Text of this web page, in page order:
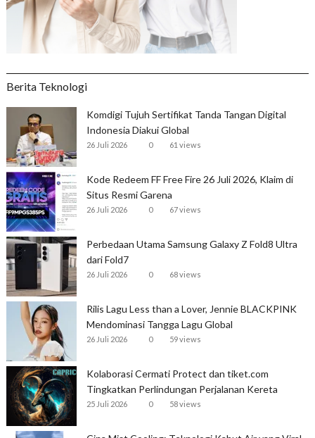
Berita Teknologi
Komdigi Tujuh Sertifikat Tanda Tangan Digital
Indonesia Diakui Global
26 Juli 2026 0 61 views
Kode Redeem FF Free Fire 26 Juli 2026, Klaim di
Situs Resmi Garena
26 Juli 2026 0 67 views
Perbedaan Utama Samsung Galaxy Z Fold8 Ultra
dari Fold7
26 Juli 2026 0 68 views
Rilis Lagu Less than a Lover, Jennie BLACKPINK
Mendominasi Tangga Lagu Global
26 Juli 2026 0 59 views
Kolaborasi Cermati Protect dan tiket.com
Tingkatkan Perlindungan Perjalanan Kereta
25 Juli 2026 0 58 views